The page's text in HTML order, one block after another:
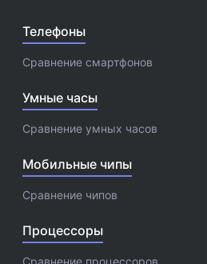
Телефоны
Сравнение смартфонов
Умные часы
Сравнение умных часов
Мобильные чипы
Сравнение чипов
Процессоры
Сравнение процессоров